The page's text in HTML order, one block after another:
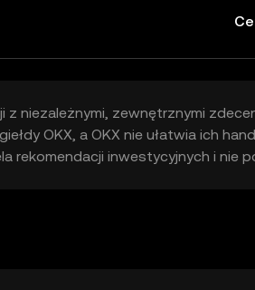
niezależnymi, zewnętrznymi
OKX, a OKX nie ułatwia ich
rekomendacji inwestycyjnych i nie